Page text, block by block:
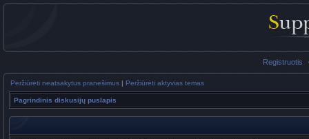
Registruotis
Peržiūrėti neatsakytus pranešimus | Peržiūrėti aktyvias temas
Pagrindinis diskusijų puslapis